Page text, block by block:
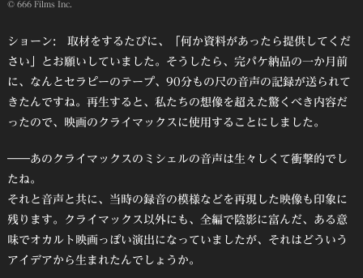
© 666 Films Inc.
ショーン: 取材をするたびに、「何か資料があったら提供してくだ
さい」とお願いしていました。そうしたら、完パケ納品の一か月前
に、なんとセラピーのテープ、90分もの尺の音声の記録が送られて
きたんですね。再生すると、私たちの想像を超えた驚くべき内容だ
ったので、映画のクライマックスに使用することにしました。
――あのクライマックスのミシェルの音声は生々しくて衝撃的でし
たね。
それと音声と共に、当時の録音の模様などを再現した映像も印象に
残ります。クライマックス以外にも、全編で陰影に富んだ、ある意
味でオカルト映画っぽい演出になっていましたが、それはどういう
アイデアから生まれたんでしょうか。